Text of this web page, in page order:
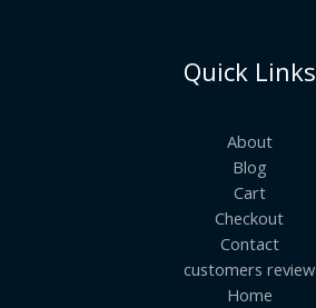
Quick Links
About
Blog
Cart
Checkout
Contact
customers review
Home